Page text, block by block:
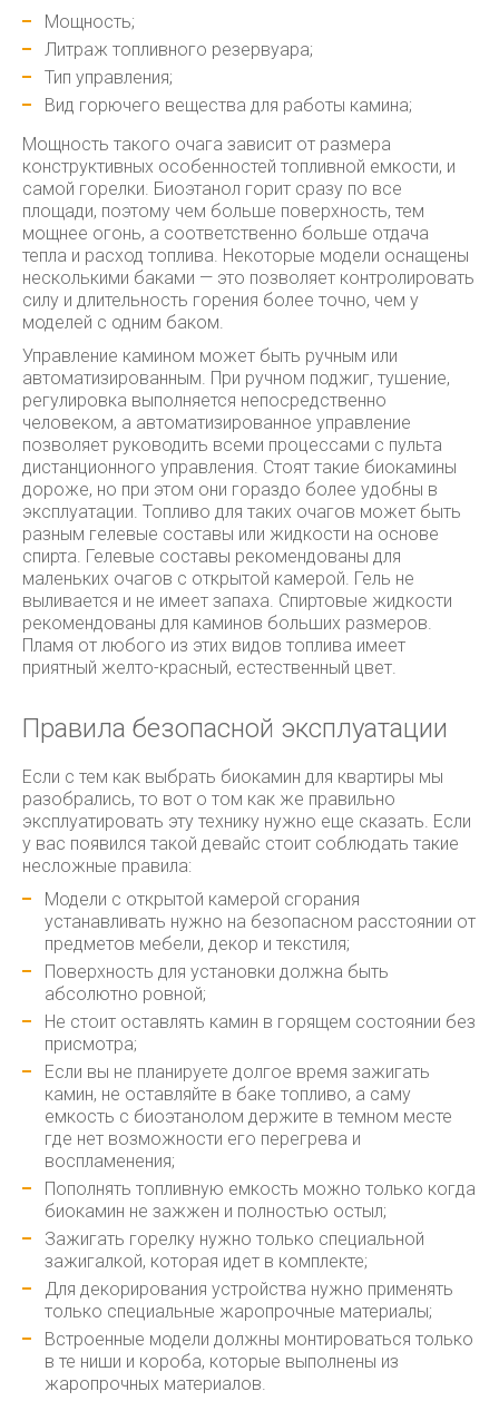
Мощность;
Литраж топливного резервуара;
Тип управления;
Вид горючего вещества для работы камина;
Мощность такого очага зависит от размера
конструктивных особенностей топливной емкости, и
самой горелки. Биоэтанол горит сразу по все
площади, поэтому чем больше поверхность, тем
мощнее огонь, а соответственно больше отдача
тепла и расход топлива. Некоторые модели оснащены
несколькими баками — это позволяет контролировать
силу и длительность горения более точно, чем у
моделей с одним баком.
Управление камином может быть ручным или
автоматизированным. При ручном поджиг, тушение,
регулировка выполняется непосредственно
человеком, а автоматизированное управление
позволяет руководить всеми процессами с пульта
дистанционного управления. Стоят такие биокамины
дороже, но при этом они гораздо более удобны в
эксплуатации. Топливо для таких очагов может быть
разным гелевые составы или жидкости на основе
спирта. Гелевые составы рекомендованы для
маленьких очагов с открытой камерой. Гель не
выливается и не имеет запаха. Спиртовые жидкости
рекомендованы для каминов больших размеров.
Пламя от любого из этих видов топлива имеет
приятный желто-красный, естественный цвет.
Правила безопасной эксплуатации
Если с тем как выбрать биокамин для квартиры мы
разобрались, то вот о том как же правильно
эксплуатировать эту технику нужно еще сказать. Если
у вас появился такой девайс стоит соблюдать такие
несложные правила:
Модели с открытой камерой сгорания
устанавливать нужно на безопасном расстоянии от
предметов мебели, декор и текстиля;
Поверхность для установки должна быть
абсолютно ровной;
Не стоит оставлять камин в горящем состоянии без
присмотра;
Если вы не планируете долгое время зажигать
камин, не оставляйте в баке топливо, а саму
емкость с биоэтанолом держите в темном месте
где нет возможности его перегрева и
воспламенения;
Пополнять топливную емкость можно только когда
биокамин не зажжен и полностью остыл;
Зажигать горелку нужно только специальной
зажигалкой, которая идет в комплекте;
Для декорирования устройства нужно применять
только специальные жаропрочные материалы;
Встроенные модели должны монтироваться только
в те ниши и короба, которые выполнены из
жаропрочных материалов.